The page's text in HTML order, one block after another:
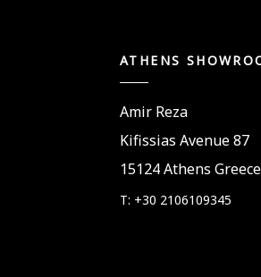
ATHENS
Amir Reza
Kifissias Avenue 87
15124 Athens Greece
T: +30 2106109345